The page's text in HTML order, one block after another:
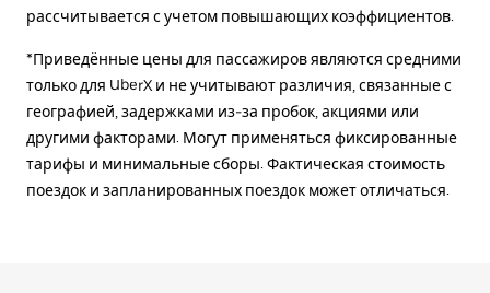
рассчитывается с учетом повышающих коэффициентов.
*Приведённые цены для пассажиров являются средними
только для UberX и не учитывают различия, связанные с
географией, задержками из-за пробок, акциями или
другими факторами. Могут применяться фиксированные
тарифы и минимальные сборы. Фактическая стоимость
поездок и запланированных поездок может отличаться.